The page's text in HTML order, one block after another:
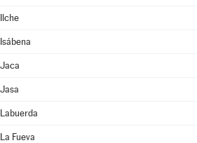
Ilche
Isábena
Jaca
Jasa
Labuerda
La Fueva